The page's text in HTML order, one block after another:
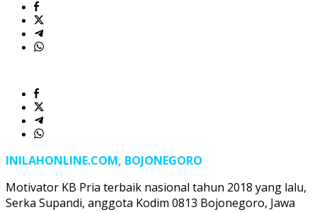
INILAHONLINE.COM, BOJONEGORO
Motivator KB Pria terbaik nasional tahun 2018 yang lalu,
Serka Supandi, anggota Kodim 0813 Bojonegoro, Jawa